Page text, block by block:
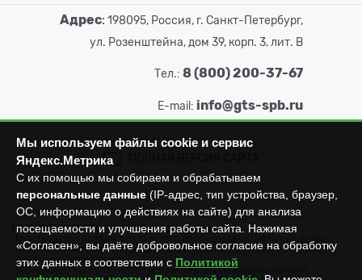
Адрес: 198095, Россия, г. Санкт-Петербург,
ул. Розенштейна, дом 39, корп. 3, лит. В
Тел.: 8 (800) 200-37-67
E-mail: info@gts-spb.ru
ГОРТОРГСНАБ СПб © 2026Все права защищены.
Производство продажа складского оборудования: металлических
стеллажей, металлических шкафов, штабелеров, тележек, талей,
тельферов, лебедок и пр.
Информация на сайте носит исключительно информационный
Мы используем файлы cookie и сервис
Яндекс.Метрика
С их помощью мы собираем и обрабатываем
персональные данные (IP-адрес, тип устройства, браузер,
ОС, информацию о действиях на сайте) для анализа
посещаемости и улучшения работы сайта. Нажимая
«Согласен», вы даёте добровольное согласие на обработку
этих данных в соответствии с Политикой